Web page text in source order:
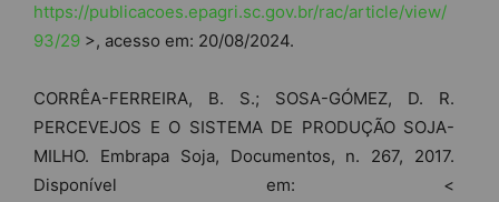
https://publicacoes.epagri.sc.gov.br/rac/article/view/
93/29 >, acesso em: 20/08/2024.
CORRÊA-FERREIRA, B. S.; SOSA-GÓMEZ, D. R.
PERCEVEJOS E O SISTEMA DE PRODUÇÃO SOJA-
MILHO. Embrapa Soja, Documentos, n. 267, 2017.
Disponível em: <